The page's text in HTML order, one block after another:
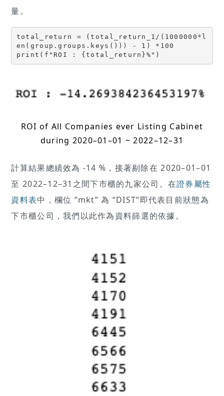
量。
total_return = (total_return_1/(1000000*l
en(group.groups.keys())) - 1) *100
print(f"ROI : {total_return}%")
ROI of All Companies ever Listing Cabinet
during 2020–01–01 ~ 2022–12–31
計算結果總績效為 -14 %，接著剔除在 2020–01–01
至 2022–12–31之間下市櫃的九家公司。在證券屬性
資料表中，欄位 ”mkt” 為 “DIST”即代表目前狀態為
下市櫃公司，我們以此作為資料篩選的依據。